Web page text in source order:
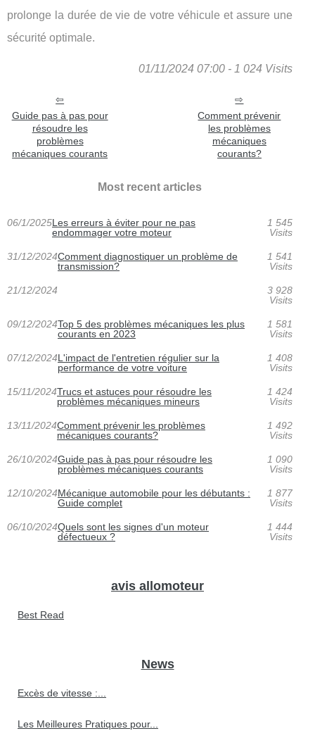
prolonge la durée de vie de votre véhicule et assure une
sécurité optimale.
01/11/2024 07:00 - 1 024 Visits
Guide pas à pas pour
résoudre les
problèmes
mécaniques courants
Comment prévenir
les problèmes
mécaniques
courants?
Most recent articles
06/1/2025Les erreurs à éviter pour ne pas
endommager votre moteur
1 545
Visits
31/12/2024Comment diagnostiquer un problème de
transmission?
1 541
Visits
21/12/2024
3 928
Visits
09/12/2024Top 5 des problèmes mécaniques les plus
courants en 2023
1 581
Visits
07/12/2024L'impact de l'entretien régulier sur la
performance de votre voiture
1 408
Visits
15/11/2024Trucs et astuces pour résoudre les
problèmes mécaniques mineurs
1 424
Visits
13/11/2024Comment prévenir les problèmes
mécaniques courants?
1 492
Visits
26/10/2024Guide pas à pas pour résoudre les
problèmes mécaniques courants
1 090
Visits
12/10/2024Mécanique automobile pour les débutants :
Guide complet
1 877
Visits
06/10/2024Quels sont les signes d'un moteur
défectueux ?
1 444
Visits
avis allomoteur
Best Read
News
Excès de vitesse :...
Les Meilleures Pratiques pour...